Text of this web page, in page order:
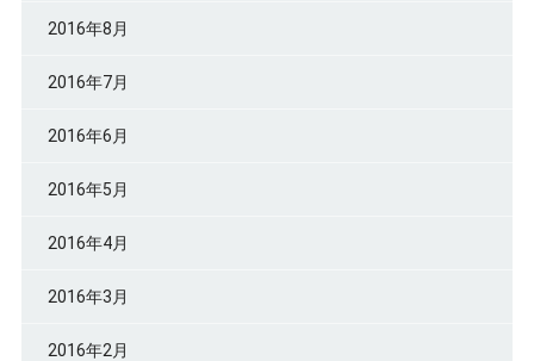
2016年8月
2016年7月
2016年6月
2016年5月
2016年4月
2016年3月
2016年2月